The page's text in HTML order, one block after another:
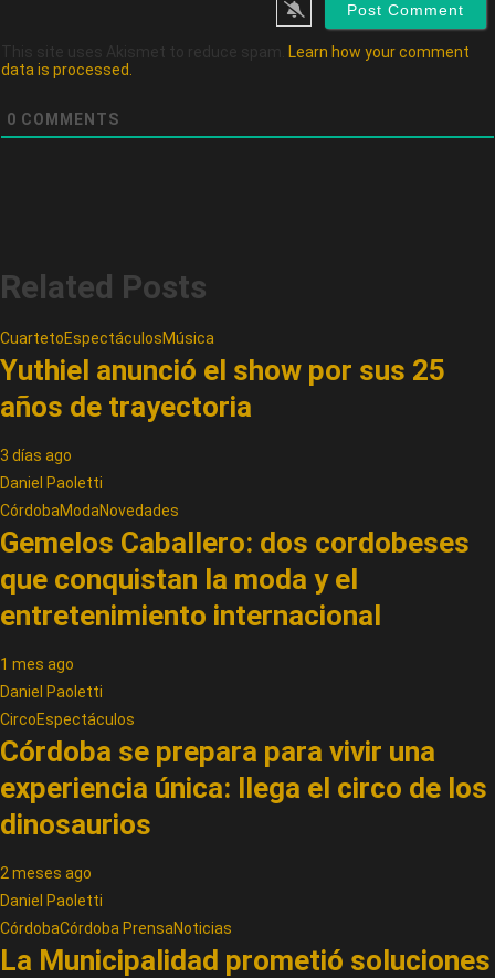
This site uses Akismet to reduce spam.
Learn how your comment
data is processed.
0 COMMENTS
Related Posts
CuartetoEspectáculosMúsica
Yuthiel anunció el show por sus 25
años de trayectoria
3 días ago
Daniel Paoletti
CórdobaModaNovedades
Gemelos Caballero: dos cordobeses
que conquistan la moda y el
entretenimiento internacional
1 mes ago
Daniel Paoletti
CircoEspectáculos
Córdoba se prepara para vivir una
experiencia única: llega el circo de los
dinosaurios
2 meses ago
Daniel Paoletti
CórdobaCórdoba PrensaNoticias
La Municipalidad prometió soluciones